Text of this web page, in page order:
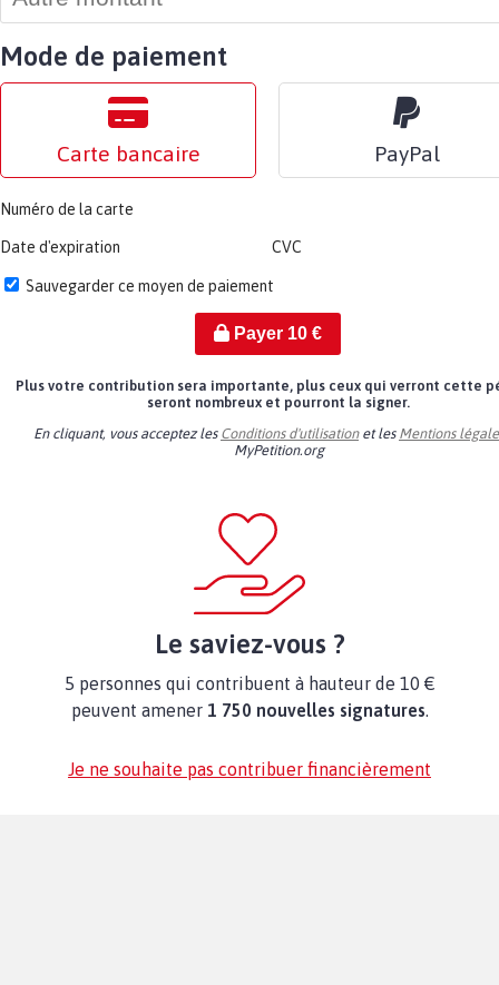
Mode de paiement
Carte bancaire PayPal
Numéro de la carte
Date d'expiration CVC
Sauvegarder ce moyen de paiement
Payer 10€
Plus votre contribution sera importante, plus ceux qui verront cette
seront nombreux et pourront la signer.
En cliquant, vous acceptez les Conditions d'utilisationet les Mentions
MyPetition.org
Le saviez-vous ?
5 personnes qui contribuent à hauteur de 10 €
peuvent amener 1 750 nouvelles signatures.
Je ne souhaite pas contribuer financièrement